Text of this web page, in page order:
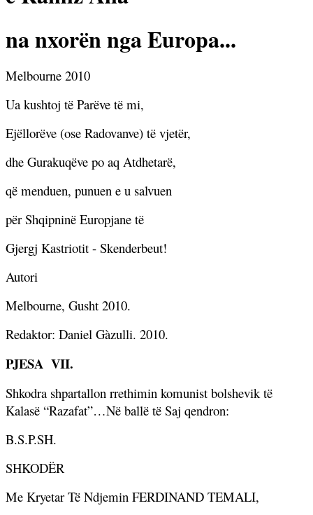
na nxorën nga Europa...
Melbourne 2010
Ua kushtoj të Parëve të mi,
Ejëllorëve (ose Radovanve) të vjetër,
dhe Gurakuqëve po aq Atdhetarë,
që menduen, punuen e u salvuen
për Shqipninë Europjane të
Gjergj Kastriotit - Skenderbeut!
Autori
Melbourne, Gusht 2010.
Redaktor: Daniel Gàzulli. 2010.
PJESA VII.
Shkodra shpartallon rrethimin komunist bolshevik të
Kalasë “Razafat”…Në ballë të Saj qendron:
B.S.P.SH.
SHKODËR
Me Kryetar Të Ndjemin FERDINAND TEMALI,